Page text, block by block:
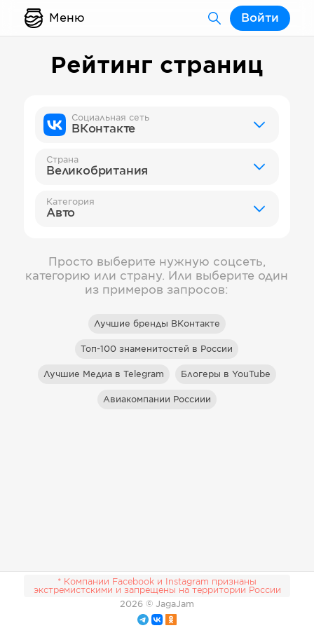
Меню Войти
Рейтинг страниц
Социальная сеть
ВКонтакте
Страна
Великобритания
Категория
Авто
Просто выберите нужную соцсеть,
категорию или страну. Или выберите один
из примеров запросов:
Лучшие бренды ВКонтакте
Топ-100 знаменитостей в России
Лучшие Медиа в Telegram Блогеры в YouTube
Авиакомпании Россиии
* Компании Facebook и Instagram признаны
экстремистскими и запрещены на территории России
2026 © JagaJam